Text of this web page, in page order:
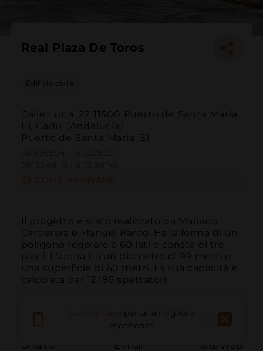
Real Plaza De Toros
Edificio civile
Calle Luna, 22 11500 Puerto de Santa María,
El, Cádiz (Andalucía)
Puerto de Santa María, El
Il progetto è stato realizzato da Mariano
Carderera e Manuel Pardo. Ha la forma di un
poligono regolare a 60 lati e consta di tre
piani. L'arena ha un diametro di 99 metri e
una superficie di 60 metri. La sua capacità è
calcolata per 12.186 spettatori.
Chiama E-mail Sito Web
per una migliore
esperienza